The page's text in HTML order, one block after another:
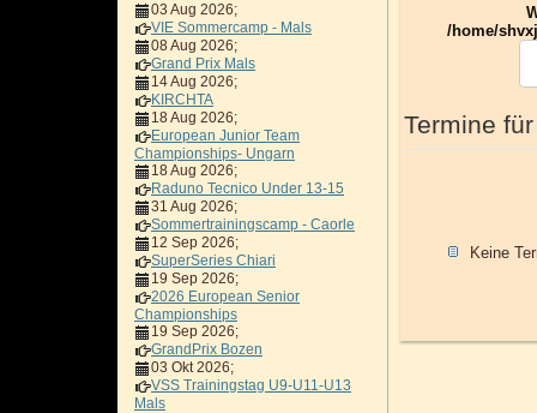
03 Aug 2026;
VIE Sommercamp - Mals
08 Aug 2026;
Grand Prix Mals
14 Aug 2026;
KIRCHTA
18 Aug 2026;
European Junior Team
Championships- Ungarn
18 Aug 2026;
Raduno Tecnico Under 13-15
31 Aug 2026;
Sommertrainingscamp - Caorle
12 Sep 2026;
SuperSeries Chiari
19 Sep 2026;
2026 European Senior
Championships
19 Sep 2026;
GrandPrix Bozen
03 Okt 2026;
VSS Trainingstag U9-U11-U13
Mals
/home/
Termine für
Keine